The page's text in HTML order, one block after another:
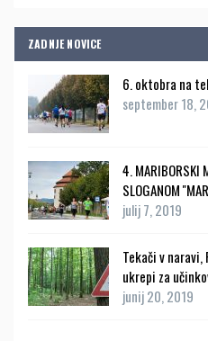
ZADNJE NOVICE
6. oktobra na
september 18,
4. MARIBORSKI
SLOGANOM
julij 7, 2019
Tekači v naravi,
ukrepi za
junij 20, 2019